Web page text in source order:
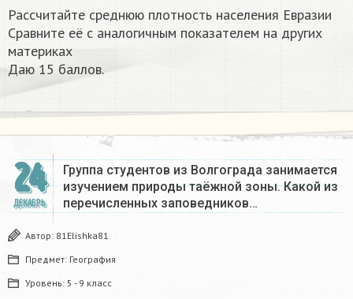
Рассчитайте среднюю плотность населения Евразии
Сравните её с аналогичным показателем на других
материках​
Даю 15 баллов.
24
ДЕКАБРЬ
Группа студентов из Волгограда занимается
изучением природы таёжной зоны. Какой из
перечисленных заповедников…
Автор: 81Elishka81
Предмет: География
Уровень: 5 - 9 класс